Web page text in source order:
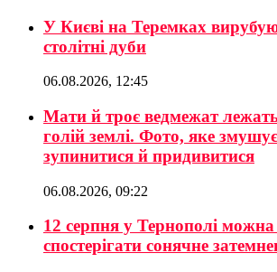
У Києві на Теремках
столітні дуби
06.08.2026, 12:45
Мати й троє ведмежат
голій землі. Фото, яке змушує
зупинитися й придивитися
06.08.2026, 09:22
12 серпня у Тернополі можна
спостерігати сонячне